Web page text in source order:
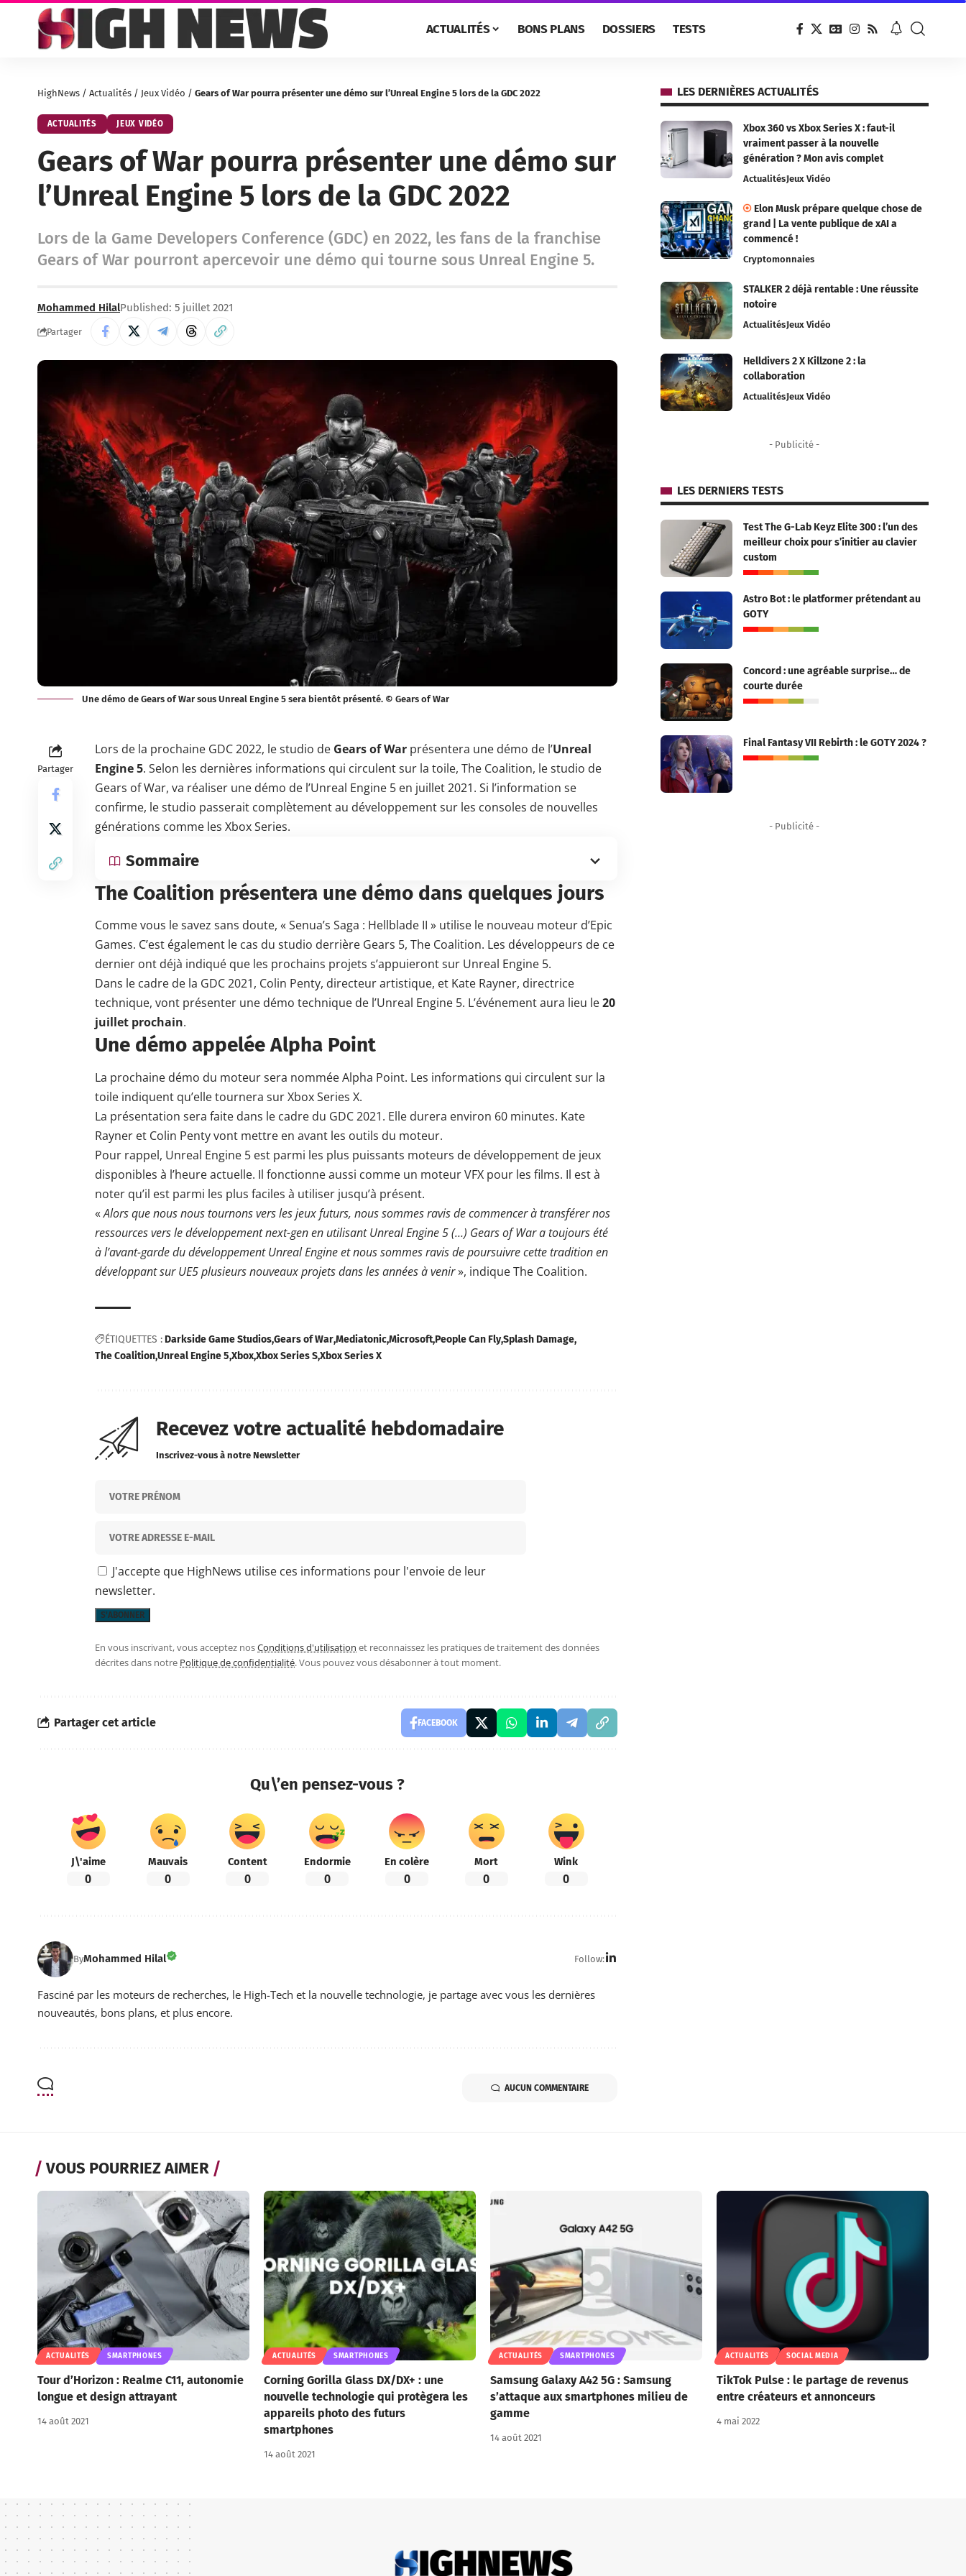
ACTUALITÉS BONS PLANS DOSSIERS TESTS
HighNews / Actualités / Jeux Vidéo / Gears of War pourra présenter une démo sur l’Unreal Engine 5 lors de la GDC 2022
ACTUALITÉS JEUX VIDÉO
Gears of War pourra présenter une démo sur
l’Unreal Engine 5 lors de la GDC 2022
Lors de la Game Developers Conference (GDC) en 2022, les fans de la franchise
Gears of War pourront apercevoir une démo qui tourne sous Unreal Engine 5.
Mohammed HilalPublished: 5 juillet 2021
Partager
Une démo de Gears of War sous Unreal Engine 5 sera bientôt présenté. © Gears of War
Partager
Lors de la prochaine GDC 2022, le studio de Gears of War présentera une démo de l’Unreal
Engine 5. Selon les dernières informations qui circulent sur la toile, The Coalition, lestudio de
Gears of War, va réaliser une démo de l’Unreal Engine 5 en juillet 2021. Si l’information se
confirme, le studio passerait complètement au développement sur les consoles de nouvelles
générations comme les Xbox Series.
Sommaire
The Coalition présentera une démo dans quelques jours
Comme vous le savez sans doute, « Senua’s Saga : Hellblade II » utilise le nouveau moteur d’Epic
Games. C’est également le cas du studio derrière Gears 5, The Coalition. Les développeurs de ce
dernier ont déjà indiqué que les prochains projets s’appuieront sur Unreal Engine 5.
Dans le cadre de la GDC 2021, Colin Penty, directeur artistique, et Kate Rayner, directrice
technique, vont présenter une démo technique de l’Unreal Engine 5. L’événement aura lieu le20
juillet prochain.
Une démo appelée Alpha Point
La prochaine démo du moteur sera nommée Alpha Point. Les informations qui circulent sur la
toile indiquent qu’elle tournera surXbox Series X.
La présentation sera faite dans le cadre du GDC 2021. Elle durera environ 60 minutes. Kate
Rayner et Colin Penty vont mettre en avant les outils du moteur.
Pour rappel, Unreal Engine 5 est parmi les plus puissants moteurs de développement de jeux
disponibles à l’heure actuelle. Il fonctionne aussi comme un moteurVFX pour les films. Il est à
noter qu’il est parmi les plus faciles à utiliser jusqu’à présent.
«Alors que nous nous tournons vers les jeux futurs, nous sommes ravis de commencer à transférer nos
ressources vers le développement next-gen en utilisant Unreal Engine 5 (…) Gears of War a toujours été
à l’avant-garde du développement Unreal Engine et nous sommes ravis de poursuivre cette tradition en
développant sur UE5 plusieurs nouveaux projets dans les années à venir», indique The Coalition.
ÉTIQUETTES : Darkside Game StudiosGears of WarMediatonicMicrosoft People Can FlySplash Damage
The CoalitionUnreal Engine 5 XboxXbox Series SXbox Series X
Recevez votre actualité hebdomadaire
Inscrivez-vous à notre Newsletter
J'accepte que HighNews utilise ces informations pour l'envoie de leur
newsletter.
En vous inscrivant, vous acceptez nosConditions d'utilisation et reconnaissez les pratiques de traitement des données
décrites dans notre Politique de confidentialité. Vous pouvez vous désabonner à tout moment.
Partager cet article FACEBOOK
Qu\’en pensez-vous ?
J\'aime
0
Mauvais
0
Content
0
Endormie
0
En colère
0
Mort
0
Wink
0
ByMohammed Hilal Follow:
Fasciné par les moteurs de recherches, le High-Tech et la nouvelle technologie, je partage avec vous les dernières
nouveautés, bons plans, et plus encore.
AUCUN COMMENTAIRE
LES DERNIÈRES ACTUALITÉS
Xbox 360 vs Xbox Series X : faut-il
vraiment passer à la nouvelle
génération ? Mon avis complet
ActualitésJeux Vidéo
Elon Musk prépare quelque chose de
grand | La vente publique de xAI a
commencé !
Cryptomonnaies
STALKER 2 déjà rentable : Une réussite
notoire
ActualitésJeux Vidéo
Helldivers 2 X Killzone 2 : la
collaboration
ActualitésJeux Vidéo
- Publicité -
LES DERNIERS TESTS
Test The G-Lab Keyz Elite 300 : l’un des
meilleur choix pour s’initier au clavier
custom
Astro Bot : le platformer prétendant au
GOTY
Concord : une agréable surprise… de
courte durée
Final Fantasy VII Rebirth : le GOTY 2024 ?
- Publicité -
VOUS POURRIEZ AIMER
ACTUALITÉS SMARTPHONES
Tour d’Horizon : Realme C11, autonomie
longue et design attrayant
14 août 2021
ACTUALITÉS SMARTPHONES
Corning Gorilla Glass DX/DX+ : une
nouvelle technologie qui protègera les
appareils photo des futurs
smartphones
14 août 2021
ACTUALITÉS SMARTPHONES
Samsung Galaxy A42 5G : Samsung
s’attaque aux smartphones milieu de
gamme
14 août 2021
ACTUALITÉS SOCIAL MEDIA
TikTok Pulse : le partage de revenus
entre créateurs et annonceurs
4 mai 2022